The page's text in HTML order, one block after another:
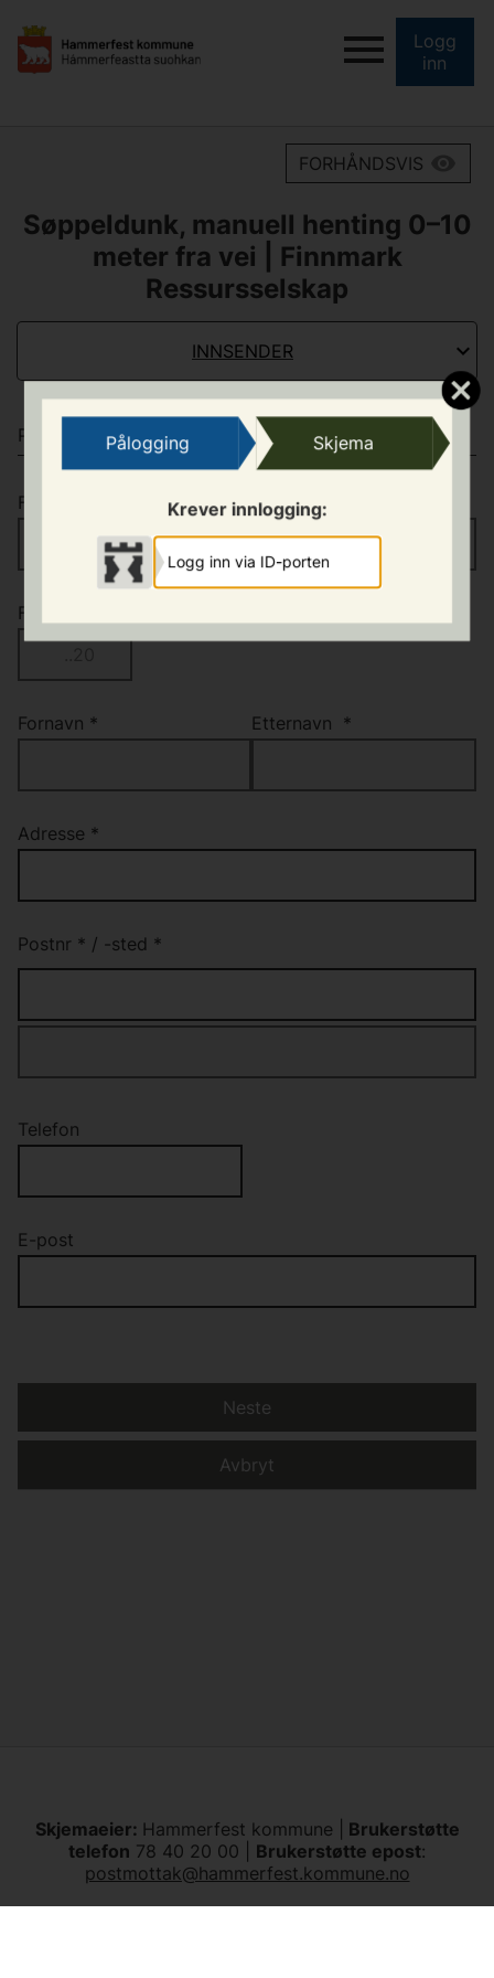
Pålogging Skjema
Krever innlogging:
Logg inn via ID-porten
Logg
inn
FORHÅNDSVIS
Søppeldunk, manuell henting 0–10
meter fra vei | Finnmark
Ressursselskap
INNSENDER
PERSONALIA
Fødselsnummer
Fødselsdato
Fornavn * Etternavn *
Adresse *
Postnr * / -sted *
Telefon
E-post
Avbryt
Neste
Skjemaeier: Hammerfest kommune |
Brukerstøtte
telefon 78 40 20 00 | Brukerstøtte epost:
postmottak@hammerfest.kommune.no
Tilgjengelighetserklæring